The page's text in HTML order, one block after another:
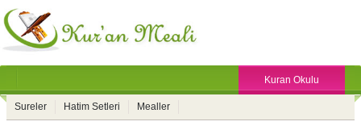
Kuran Okulu
Sureler Hatim Setleri Mealler